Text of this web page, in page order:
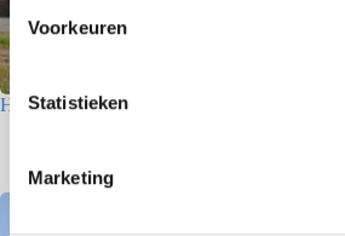
s
t
e
m
n
Voorkeuren
Statistieken
Marketing
Houtfabriek – Utrecht